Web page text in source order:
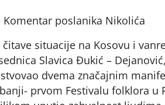
Komentar poslanika Nikolića
čitave situacije na Kosovu i
Slavica Đukić –
dvema značajnim
prvom Festivalu folklora u